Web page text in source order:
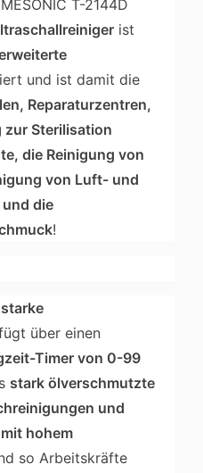
T-2144D
ist
und ist damit die
Reparaturzentren,
zur Sterilisation
die Reinigung von
von Luft- und
die
!
über einen
Timer von 0-99
stark ölverschmutzte
und
hohem
so Arbeitskräfte